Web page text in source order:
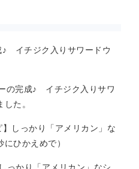
イチジク入りサワードウ
の完成♪ イチジク入りサワ
た。
】しっかり「アメリカン」な
ひかえめで）